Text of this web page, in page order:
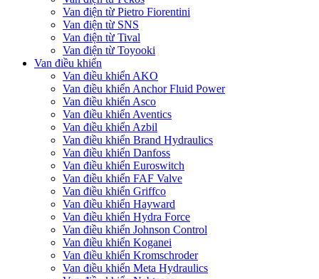
Van điện từ Pietro Fiorentini
Van điện từ SNS
Van điện từ Tival
Van điện từ Toyooki
Van điều khiển
Van điều khiển AKO
Van điều khiển Anchor Fluid Power
Van điều khiển Asco
Van điều khiển Aventics
Van điều khiển Azbil
Van điều khiển Brand Hydraulics
Van điều khiển Danfoss
Van điều khiển Euroswitch
Van điều khiển FAF Valve
Van điều khiển Griffco
Van điều khiển Hayward
Van điều khiển Hydra Force
Van điều khiển Johnson Control
Van điều khiển Koganei
Van điều khiển Kromschroder
Van điều khiển Meta Hydraulics